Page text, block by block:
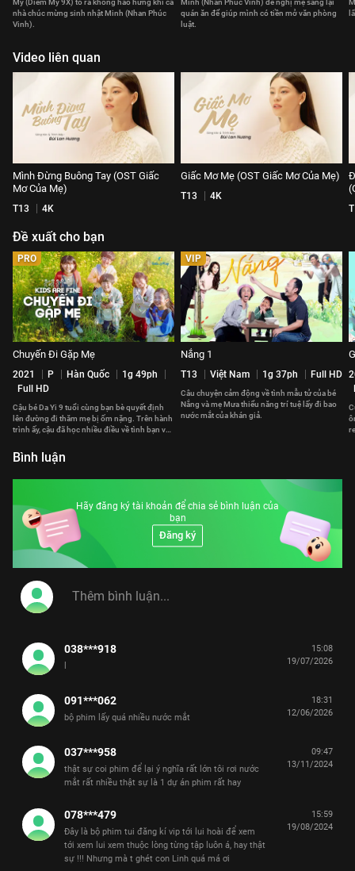
My (Diễm My 9X) tỏ ra không hào hứng khi cả
nhà chúc mừng sinh nhật Minh (Nhan Phúc
Vinh).
Minh (Nhan Phúc Vinh) đề nghị mẹ sang lại
quán ăn để giúp mình có tiền mở văn phòng
luật.
Video liên quan
Mình Đừng Buông Tay (OST Giấc
Mơ Của Mẹ)
T13 4K
Giấc Mơ Mẹ (OST Giấc Mơ Của Mẹ)
T13 4K
Đề xuất cho bạn
PRO
Chuyến Đi Gặp Mẹ
2021 P Hàn Quốc
1g 49ph
Full HD
Cậu bé Da Yi 9 tuổi cùng bạn bè quyết định
lên đường đi thăm mẹ bị ốm nặng. Trên hành
trình ấy, cậu đã học nhiều điều về tình bạn và
VIP
Nắng 1
T13 Việt Nam 1g 37ph Full HD
Câu chuyện cảm động về tình mẫu tử của bé
Nắng và mẹ Mưa thiểu năng trí tuệ lấy đi bao
nước mắt của khán giả.
Bình luận
Hãy đăng ký tài khoản để chia sẻ bình luận của
bạn
Đăng ký
038***918
15:08
19/07/2026
091***062
bộ phim lấy quá nhiều nước mắt
18:31
12/06/2026
037***958
thật sự coi phim để lại ý nghĩa rất lớn tôi rơi nước
mắt rất nhiều thật sự là 1 dự án phim rất hay
09:47
13/11/2024
078***479
Đây là bộ phim tui đăng kí vip tới lui hoài để xem
tới xem lui xem thuộc lòng từng tập luôn á, hay thật
sự !!! Nhưng mà t ghét con Linh quá má ơi
15:59
19/08/2024